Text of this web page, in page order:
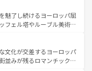
スが生活の一部となってい
た雰囲気や、バルセロナの
では古代ローマ遺跡や中世
が異なるスペインはその個
れる人を魅了する。 なお、新着のスペイン情報は コ
。
魅了し続けるヨーロッパ屈
フェル塔やルーブル美術館
。華麗な宮殿、歴史的な大
かな自然が、訪れる者を心
は美食の国としても知ら
文化が交差するヨーロッパ
並みが残るロマンチック街